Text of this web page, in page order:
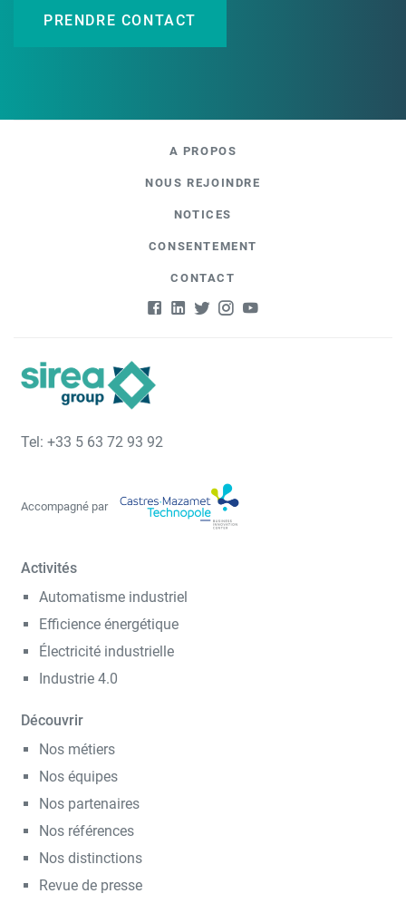
PRENDRE CONTACT
A PROPOS
NOUS REJOINDRE
NOTICES
CONSENTEMENT
CONTACT
Tel: +33 5 63 72 93 92
Accompagné par
Activités
Automatisme industriel
Efficience énergétique
Électricité industrielle
Industrie 4.0
Découvrir
Nos métiers
Nos équipes
Nos partenaires
Nos références
Nos distinctions
Revue de presse